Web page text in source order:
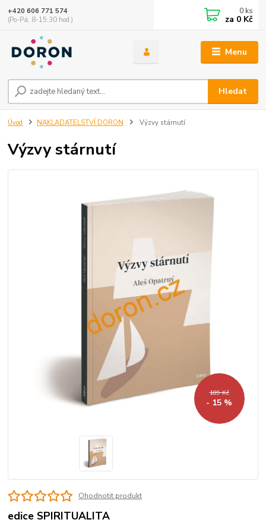
Menu
Hledat
+420 606 771 574
(Po-Pá, 8-15:30 hod.)
0 ks
za 0 Kč
Úvod NAKLADATELSTVÍ DORON Výzvy stárnutí
Výzvy stárnutí
189 Kč
- 15 %
Ohodnotit produkt
edice SPIRITUALITA